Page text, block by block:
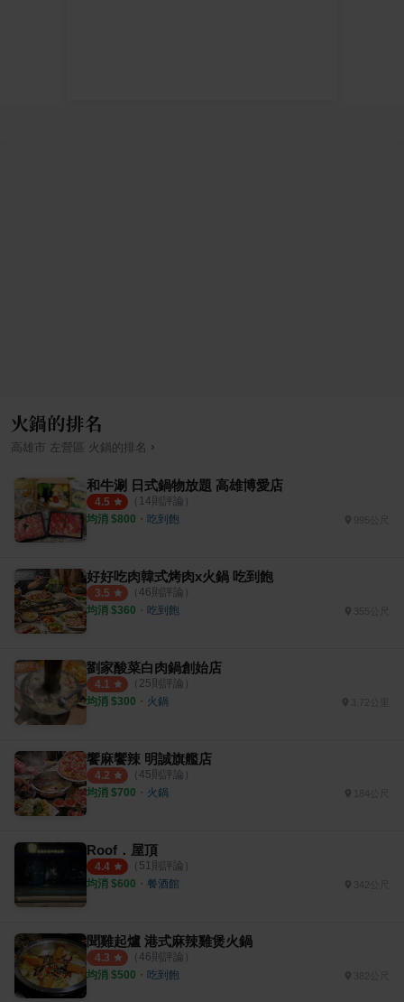
火鍋的排名
高雄市 左營區 火鍋 的排名 ›
和牛涮 日式鍋物放題 高雄博愛店
4.5 （ 14則評論）
均消 $800 ・ 吃到飽 995公尺
好好吃肉韓式烤肉x火鍋 吃到飽
3.5 （ 46則評論）
均消 $360 ・ 吃到飽 355公尺
劉家酸菜白肉鍋創始店
4.1 （ 25則評論）
均消 $300 ・ 火鍋
饗麻饗辣 明誠旗艦店
4.2 （ 45則評論）
均消 $700 ・ 火鍋 184公尺
Roof．屋頂
4.4 （ 51則評論）
均消 $600 ・ 餐酒館 342公尺
聞雞起爐 港式麻辣雞煲火鍋
4.3 （ 46則評論）
均消 $500 ・ 吃到飽